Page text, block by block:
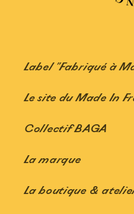
Label "Fabriqué à
Le site du Made In
Collectif BAGA
La marque
La boutique &